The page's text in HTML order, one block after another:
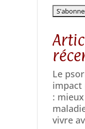
Le
impact
:
vivre